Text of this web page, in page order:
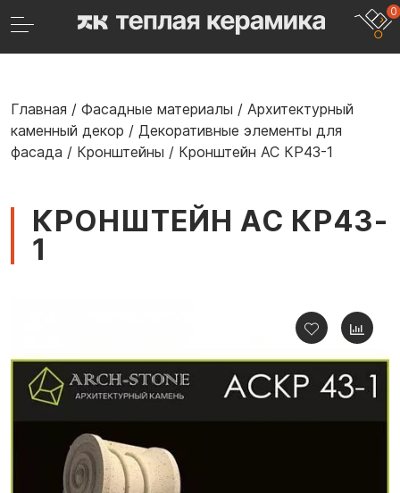
0
Главная / Фасадные материалы / Архитектурный
каменный декор / Декоративные элементы для
фасада / Кронштейны / Кронштейн АС КР43-1
КРОНШТЕЙН АС КР43-
1